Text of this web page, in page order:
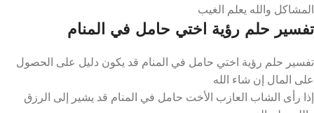
المشاكل والله يعلم الغيب
تفسير حلم رؤية اختي حامل في المنام
تفسير حلم رؤية اختي حامل في المنام قد يكون دليل على الحصول
على المال إن شاء الله
إذا رأى الشاب العازب الأخت حامل في المنام قد يشير إلى الرزق